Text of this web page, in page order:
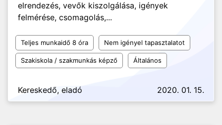
elrendezés, vevők kiszolgálása, igények
felmérése, csomagolás,...
Teljes munkaidő 8 óra Nem igényel tapasztalatot
Szakiskola / szakmunkás képző Általános
Kereskedő, eladó 2020. 01. 15.